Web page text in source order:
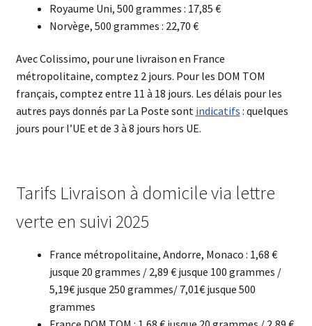
Royaume Uni, 500 grammes : 17,85 €
Norvège, 500 grammes : 22,70 €
Avec Colissimo, pour une livraison en France
métropolitaine, comptez 2 jours. Pour les DOM TOM
français, comptez entre 11 à 18 jours. Les délais pour les
autres pays donnés par La Poste sont indicatifs : quelques
jours pour l’UE et de 3 à 8 jours hors UE.
Tarifs Livraison à domicile via lettre
verte en suivi 2025
France métropolitaine, Andorre, Monaco : 1,68 €
jusque 20 grammes / 2,89 € jusque 100 grammes /
5,19€ jusque 250 grammes/ 7,01€ jusque 500
grammes